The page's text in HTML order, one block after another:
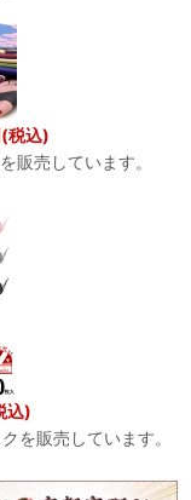
税込)
販売しています。
込)
を販売しています。